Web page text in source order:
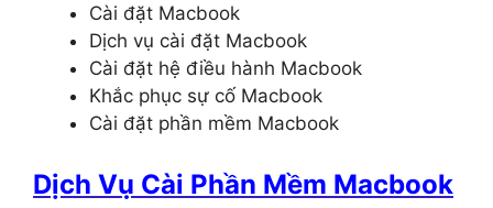
Cài đặt Macbook
Dịch vụ cài đặt Macbook
Cài đặt hệ điều hành Macbook
Khắc phục sự cố Macbook
Cài đặt phần mềm Macbook
Dịch Vụ Cài Phần Mềm Macbook